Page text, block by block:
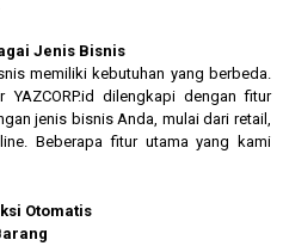
Jenis Bisnis
memiliki kebutuhan yang berbeda.
dilengkapi dengan fitur
jenis bisnis Anda, mulai dari retail,
Beberapa fitur utama yang kami
Otomatis